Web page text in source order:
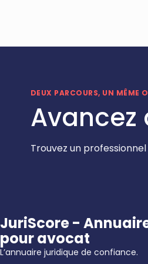
DEUX PARCOURS, UN MÊME
Avancez
Trouvez un
JuriScore -
pour avocat
L’annuaire juridique de confiance.